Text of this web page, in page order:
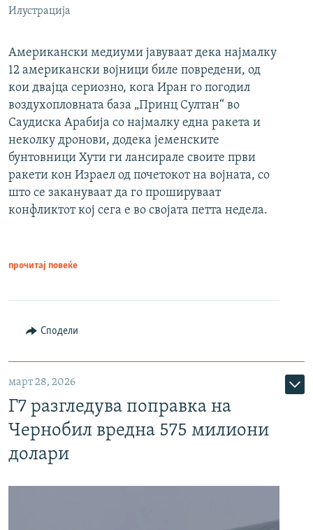
Илустрација
Американски медиуми јавуваат дека најмалку
12 американски војници биле повредени, од
кои двајца сериозно, кога Иран го погодил
воздухопловната база „Принц Султан“ во
Саудиска Арабија со најмалку една ракета и
неколку дронови, додека јеменските
бунтовници Хути ги лансирале своите први
ракети кон Израел од почетокот на војната, со
што се закануваат да го прошируваат
конфликтот кој сега е во својата петта недела.
прочитај повеќе
Сподели
март 28, 2026
Г7 разгледува поправка на
Чернобил вредна 575 милиони
долари